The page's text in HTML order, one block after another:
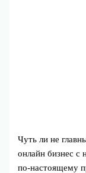
Чуть ли не
онлайн бизнес с
по-настоящему